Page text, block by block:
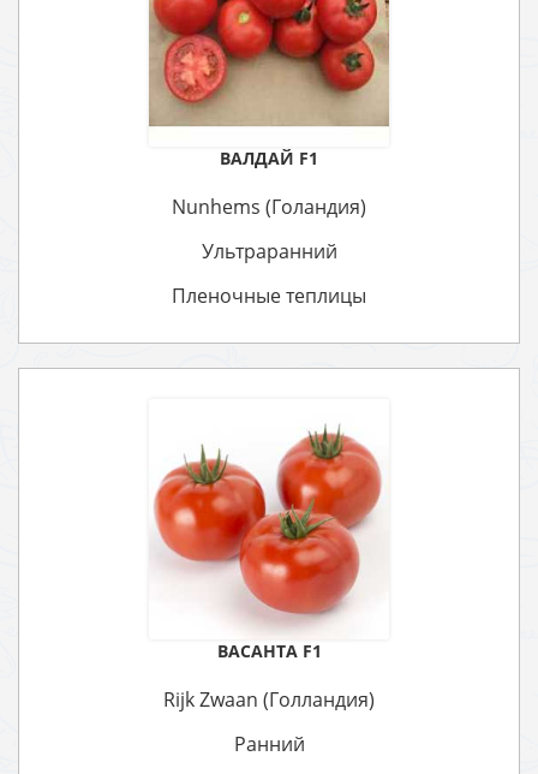
ВАЛДАЙ F1
Nunhems (Голандия)
Ультраранний
Пленочные теплицы
ВАСАНТА F1
Rijk Zwaan (Голландия)
Ранний